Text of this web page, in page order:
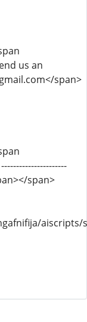
us an
span>
span>
aiscripts/